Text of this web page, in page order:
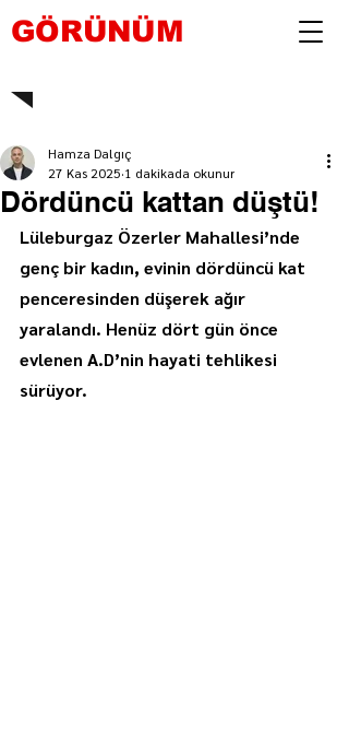
GÖRÜNÜM
Dördüncü kattan düştü!
Hamza Dalgıç
27 Kas 2025 1 dakikada okunur
Lüleburgaz Özerler Mahallesi’nde
genç bir kadın, evinin dördüncü kat
penceresinden düşerek ağır
yaralandı. Henüz dört gün önce
evlenen A.D’nin hayati tehlikesi
sürüyor.